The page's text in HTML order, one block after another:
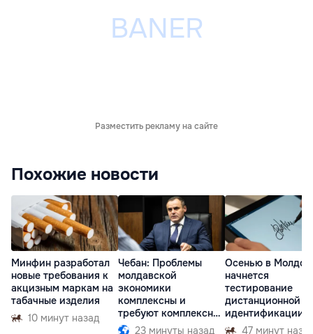
Разместить рекламу на сайте
Похожие новости
Минфин разработал
новые требования к
акцизным маркам на
табачные изделия
10 минут назад
Чебан: Проблемы
молдавской
экономики
комплексны и
требуют комплексных
решений
23 минуты назад
Осенью в
начнется
тестирование
дистанционной
идентификации
граждан
47 минут